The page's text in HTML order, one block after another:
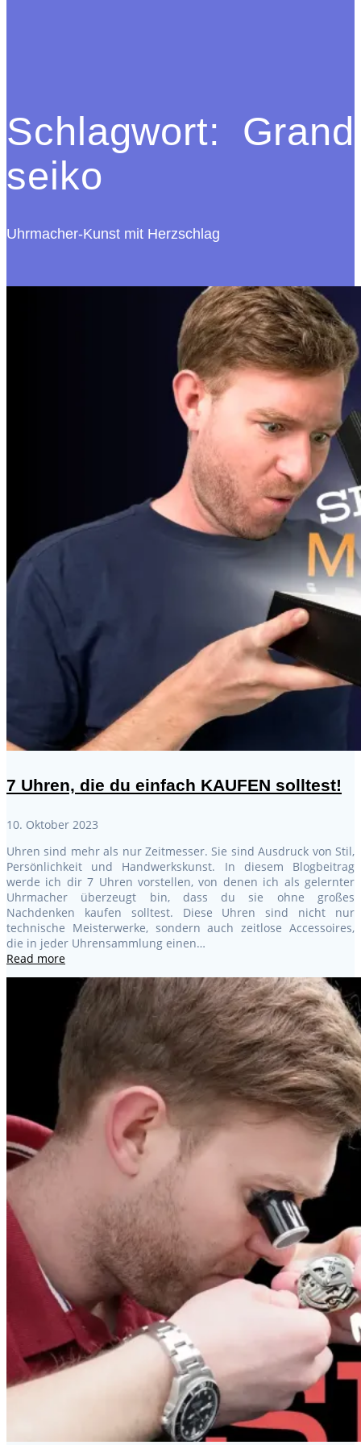
Schlagwort: Grand
seiko
Uhrmacher-Kunst mit Herzschlag
7 Uhren, die du einfach KAUFEN solltest!
10. Oktober 2023
Uhren sind mehr als nur Zeitmesser. Sie sind Ausdruck von Stil,
Persönlichkeit und Handwerkskunst. In diesem Blogbeitrag
werde ich dir 7 Uhren vorstellen, von denen ich als gelernter
Uhrmacher überzeugt bin, dass du sie ohne großes
Nachdenken kaufen solltest. Diese Uhren sind nicht nur
technische Meisterwerke, sondern auch zeitlose Accessoires,
die in jeder Uhrensammlung einen…
Read more